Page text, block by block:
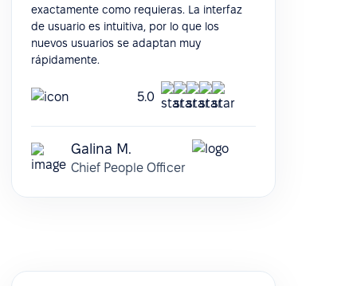
exactamente como requieras. La interfaz
de usuario es intuitiva, por lo que los
nuevos usuarios se adaptan muy
rápidamente.
5.0
Galina M.
Chief People Officer